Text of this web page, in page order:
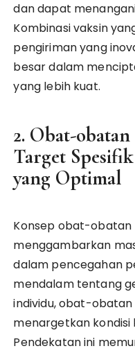
dan dapat
Kombinasi vaksin
pengiriman yang
besar dalam
yang lebih kuat.
2. Obat-obatan
Target
yang Optimal
Konsep obat-obatan
menggambarkan
dalam pencegahan
mendalam tentang
individu, obat-
menargetkan
Pendekatan ini